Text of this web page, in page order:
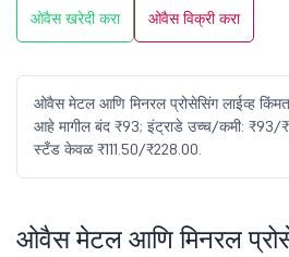
ओवैस खरेदी करा ओवैस विक्री करा
ओवैस मेटल आणि मिनरल प्रोसेसिंग लाईव्ह
आहे मागील बंद ₹93; इंट्राडे उच्च/कमी:
स्टँड केवळ ₹111.50/₹228.00.
ओवैस मेटल आणि मिनरल